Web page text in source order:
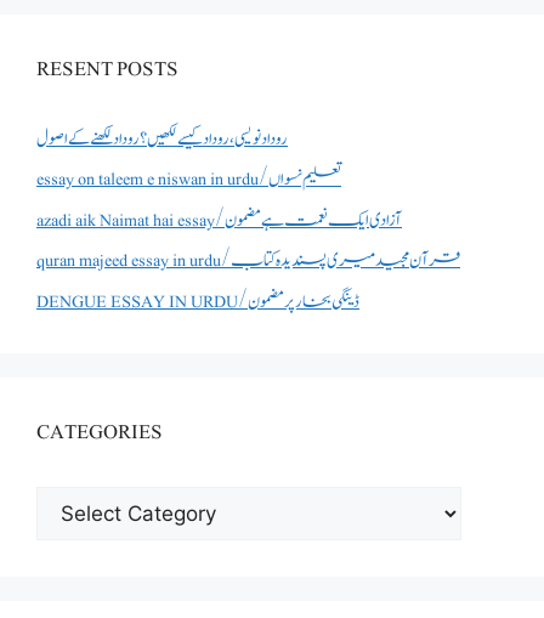
RESENT POSTS
روداد نویسی ،روداد کیسے لکھیں؟ روداد لکھنے کے اصول
essay on taleem e niswan in urdu/تعلیم نسواں
azadi aik Naimat hai essay/آزادی ایک نعمت ہے مضمون
quran majeed essay in urdu/قرآن مجید میری پسندیدہ کتاب
DENGUE ESSAY IN URDU/ڈینگی بخار پر مضمون
CATEGORIES
CATEGORIES